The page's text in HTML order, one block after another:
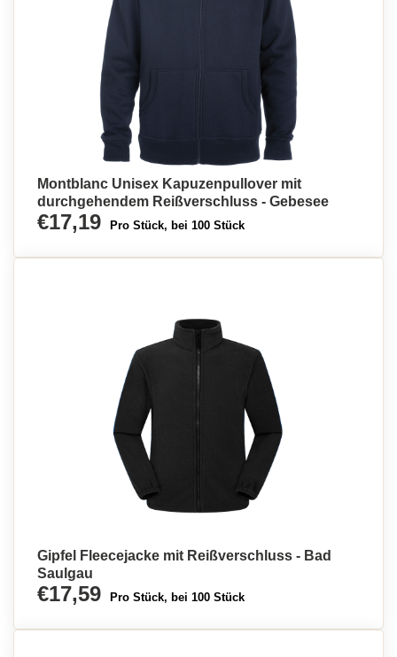
Montblanc Unisex Kapuzenpullover mit
durchgehendem Reißverschluss - Gebesee
€17,19 Pro Stück, bei 100 Stück
Gipfel Fleecejacke mit Reißverschluss - Bad
Saulgau
€17,59 Pro Stück, bei 100 Stück